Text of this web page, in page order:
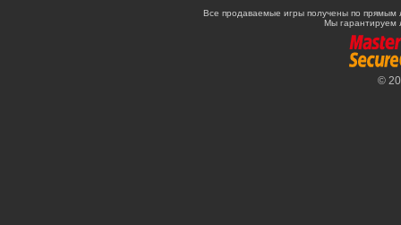
Все продаваемые игры получены по
Мы гарантируем
©